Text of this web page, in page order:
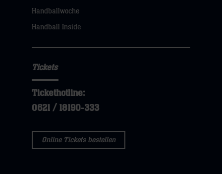
klicken
Handballwoche
Handball Inside
Tickets
Tickethotline:
0621 / 18190-333
Online Tickets bestellen